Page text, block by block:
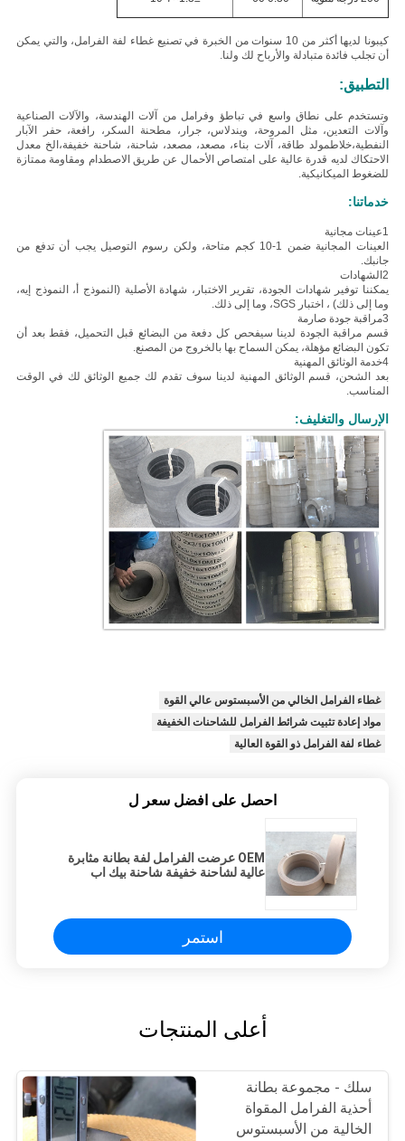
كيبونا لديها أكثر من 10 سنوات من الخبرة في تصنيع غطاء لفة الفرامل، والتي يمكن
أن تجلب فائدة متبادلة والأرباح لك ولنا.
التطبيق:
وتستخدم على نطاق واسع في تباطؤ وفرامل من آلات الهندسة، والآلات الصناعية
وآلات التعدين، مثل المروحة، ويندلاس، جرار، مطحنة السكر، رافعة، حفر الآبار
النفطية،خلاطمولد طاقة، آلات بناء، مصعد، مصعد، شاحنة، شاحنة خفيفة،الخ معدل
الاحتكاك لديه قدرة عالية على امتصاص الأحمال عن طريق الاصطدام ومقاومة ممتازة
للضغوط الميكانيكية.
خدماتنا:
1عينات مجانية
العينات المجانية ضمن 1-10 كجم متاحة، ولكن رسوم التوصيل يجب أن تدفع من
جانبك.
2الشهادات
يمكننا توفير شهادات الجودة، تقرير الاختبار، شهادة الأصلية (النموذج أ، النموذج إيه،
وما إلى ذلك) ، اختبار SGS، وما إلى ذلك.
3مراقبة جودة صارمة
قسم مراقبة الجودة لدينا سيفحص كل دفعة من البضائع قبل التحميل، فقط بعد أن
تكون البضائع مؤهلة، يمكن السماح بها بالخروج من المصنع.
4خدمة الوثائق المهنية
بعد الشحن، قسم الوثائق المهنية لدينا سوف تقدم لك جميع الوثائق لك في الوقت
المناسب.
الإرسال والتغليف:
غطاء الفرامل الخالي من الأسبستوس عالي القوة
مواد إعادة تثبيت شرائط الفرامل للشاحنات الخفيفة
غطاء لفة الفرامل ذو القوة العالية
احصل على افضل سعر ل
OEM عرضت الفرامل لفة بطانة مثابرة
عالية لشاحنة خفيفة شاحنة بيك اب
استمر
أعلى المنتجات
سلك - مجموعة بطانة
أحذية الفرامل المقواة
الخالية من الأسبستوس